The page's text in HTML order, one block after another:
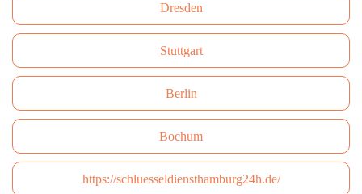
Dresden
Stuttgart
Berlin
Bochum
https://schluesseldiensthamburg24h.de/